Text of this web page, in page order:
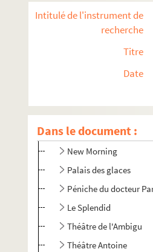
Intitulé de l'instrument de
recherche
Titre
Date
Dans le document :
Espace Château-
Gymnase Trévise
Hôtel de Gouthière
La Mongole fière
Metamorphosis
New Morning
Palais des glaces
Péniche du docteur
Le Splendid
Théâtre de l'Ambigu
Théâtre Antoine